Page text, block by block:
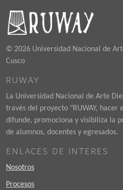
© 2026 Universidad Nacional de
Cusco
RUWAY
La Universidad Nacional de Arte
través del proyecto "RUWAY,
difunde, promociona y visibiliza la
de alumnos, docentes y egresados.
ENLACES DE INTERES
Nosotros
Procesos